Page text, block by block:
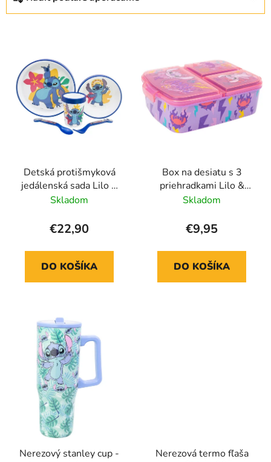
d
Detská protišmyková
jedálenská sada Lilo &
Stitch
Skladom
€22,90
DO KOŠÍKA
Box na desiatu s 3
priehradkami Lilo &
Stitch, Angel
Skladom
€9,95
DO KOŠÍKA
Nerezový stanley cup -
Nerezová termo fľaša
i
e
y
e